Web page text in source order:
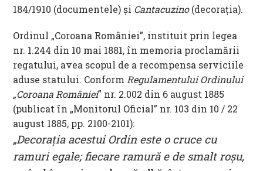
184/1910 (documentele) și Cantacuzino(decorația).
Ordinul „Coroana României”, instituit prin legea
nr. 1.244 din 10 mai 1881, în memoria proclamării
regatului, avea scopul de a recompensa serviciile
aduse statului. ConformRegulamentului Ordinului
„Coroana României” nr. 2.002 din 6 august 1885
(publicat în „Monitorul Oficial” nr. 103 din 10 / 22
august 1885, pp. 2100-2101):
„Decorația acestui Ordin este o cruce cu
ramuri egale; fiecare ramură e de smalt roșu,